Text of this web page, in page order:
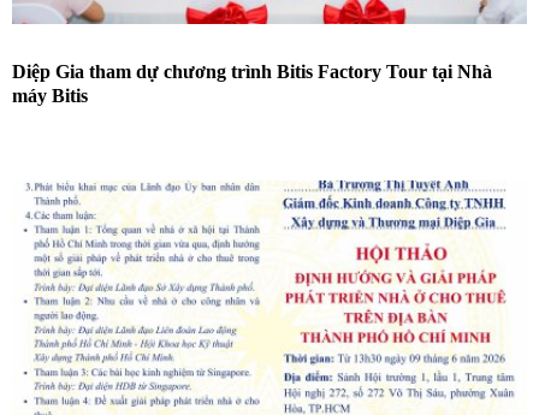
Diệp Gia tham dự chương trình Bitis Factory Tour tại Nhà
máy Bitis